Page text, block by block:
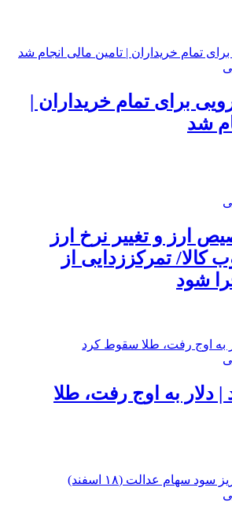
برای تمام خریداران |
شد
ارز و تغییر نرخ ارز
تمرکززدایی از
شود
دلار به اوج رفت، طلا